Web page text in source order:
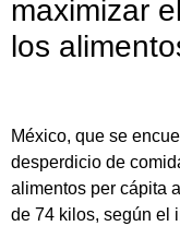
maximizar
los
México, que se
desperdicio de
alimentos per cápita
de 74 kilos, según el